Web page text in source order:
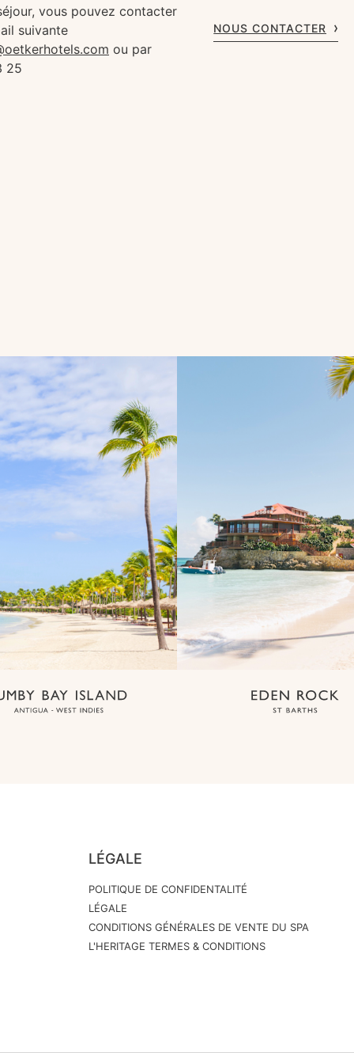
vous pouvez contacter
suivante
ou par
25
NOUS CONTACTER
LÉGALE
POLITIQUE DE CONFIDENTALITÉ
LÉGALE
CONDITIONS GÉNÉRALES DE VENTE DU SPA
L'HERITAGE TERMES & CONDITIONS